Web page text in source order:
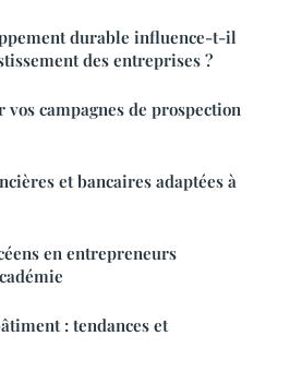
durable influence-t-il
des entreprises ?
campagnes de prospection
et bancaires adaptées à
en entrepreneurs
: tendances et